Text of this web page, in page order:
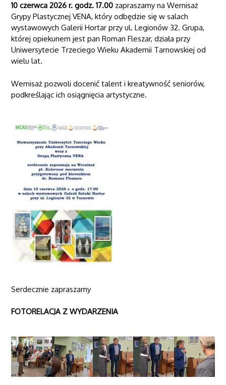
10 czerwca 2026 r. godz. 17.00 zapraszamy na Wernisaż
Grypy Plastycznej VENA, który odbędzie się w salach
wystawowych Galerii Hortar przy ul. Legionów 32. Grupa,
której opiekunem jest pan Roman Fleszar, działa przy
Uniwersytecie Trzeciego Wieku Akademii Tarnowskiej od
wielu lat.
Wernisaż pozwoli docenić talent i kreatywność seniorów,
podkreślając ich osiągnięcia artystyczne.
Serdecznie zapraszamy
FOTORELACJA Z WYDARZENIA